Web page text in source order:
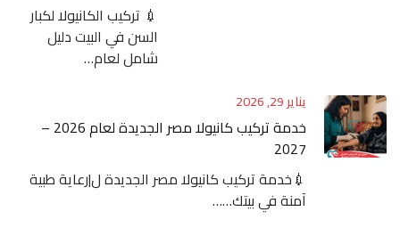
💉 تركيب الكانيولا لكبار
السن في البيت دليل
شامل لعام…
يناير 29, 2026
خدمة تركيب كانيولا مصر الجديدة لعام 2026 –
2027
💉خدمة تركيب كانيولا مصر الجديدة ل|رعاية طبية
آمنة في بيتك……